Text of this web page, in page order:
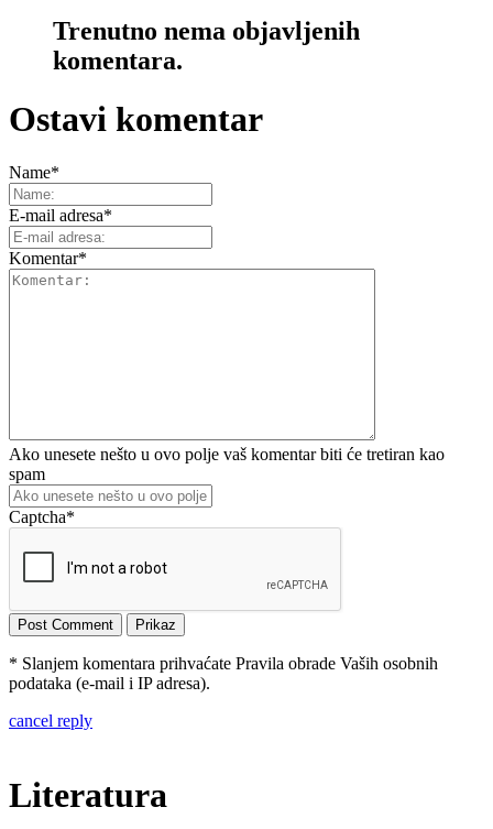
Trenutno nema objavljenih
komentara.
Ostavi komentar
Name*
E-mail adresa*
Komentar*
Ako unesete nešto u ovo polje vaš komentar biti će tretiran kao
spam
Captcha*
* Slanjem komentara prihvaćate Pravila obrade Vaših osobnih
podataka (e-mail i IP adresa).
cancel reply
Literatura